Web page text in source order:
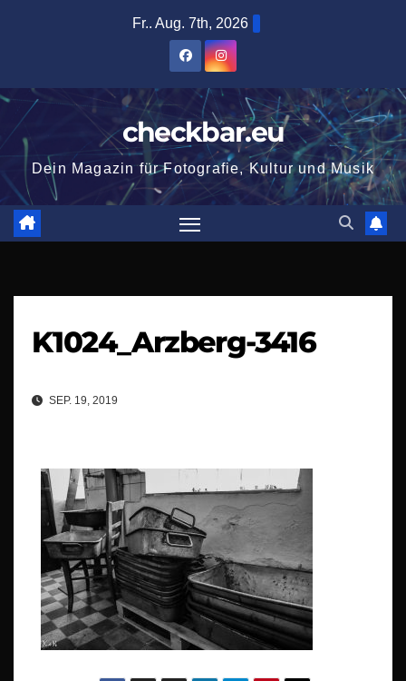
Fr.. Aug. 7th, 2026
checkbar.eu
Dein Magazin für Fotografie, Kultur und Musik
K1024_Arzberg-3416
SEP. 19, 2019